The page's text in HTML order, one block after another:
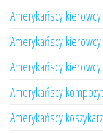
Amerykańscy
Amerykańscy kierowcy
Amerykańscy
Amerykańscy
Amerykańscy